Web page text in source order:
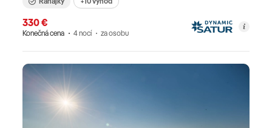
330 €
Konečná cena 4 nocí za osobu